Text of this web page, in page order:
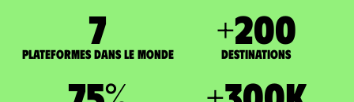
7
Plateformes dans le monde
+200
DESTINATIONS